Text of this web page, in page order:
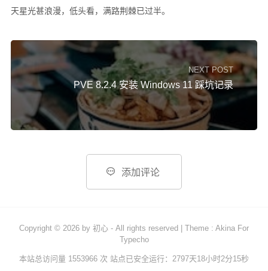
天星光甚浪漫，低头看，满路荆棘已过半。
NEXT POST
PVE 8.2.4 安装 Windows 11 踩坑记录
 添加评论
Copyright © 2026 by 初心 - All rights reserved | Theme : Akina For
Typecho
本站总访问量 1553966 次 站点已安全运行：2797天18小时2分15秒
更多
邻居
关于